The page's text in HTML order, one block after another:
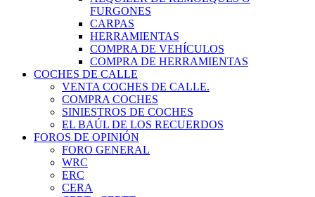
FURGONES
CARPAS
HERRAMIENTAS
COMPRA DE VEHÍCULOS
COMPRA DE HERRAMIENTAS
COCHES DE CALLE
VENTA COCHES DE CALLE.
COMPRA COCHES
SINIESTROS DE COCHES
EL BAÚL DE LOS RECUERDOS
FOROS DE OPINIÓN
FORO GENERAL
WRC
ERC
CERA